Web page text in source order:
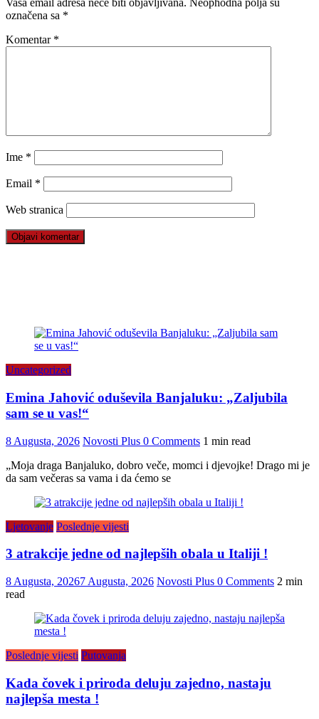
Vaša email adresa neće biti objavljivana. Neophodna polja su
označena sa *
Komentar *
Ime *
Email *
Web stranica
Uncategorized
Emina Jahović oduševila Banjaluku: „Zaljubila
sam se u vas!“
8 Augusta, 2026 Novosti Plus 0 Comments 1 min read
„Moja draga Banjaluko, dobro veče, momci i djevojke! Drago mi je
da sam večeras sa vama i da ćemo se
Ljetovanje Poslednje vijesti
3 atrakcije jedne od najlepših obala u Italiji !
8 Augusta, 20267 Augusta, 2026 Novosti Plus 0 Comments 2 min
read
Poslednje vijesti Putovanja
Kada čovek i priroda deluju zajedno, nastaju
najlepša mesta !